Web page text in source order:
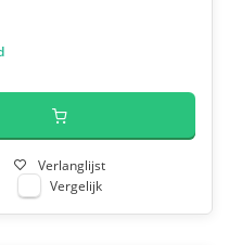
Verlanglijst
Vergelijk